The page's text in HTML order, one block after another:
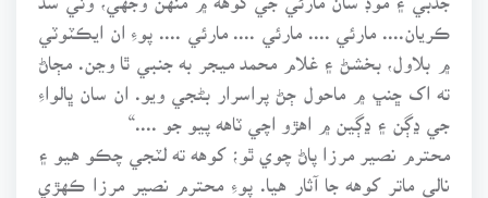
ڪريان.... مارئي .... مارئي .... مارئي .... پوءِ ان ايڪٽوٽي
۾ بلاول، بخشڻ ۽ غلام محمد ميجر به جنبي ٿا وڃن. مڄاڻ
ته اک ڇنڀ ۾ ماحول ڄڻ پراسرار بڻجي ويو. ان سان ڀالواءِ
جي ڍڳن ۽ ڍڳين ۾ اهڙو اچي ٽاهه پيو جو ....“
محترم نصير مرزا پاڻ چوي ٿو؛ کوهه ته لٽجي چڪو هيو ۽
نالي ماتر کوهه جا آثار هيا. پوءِ محترم نصير مرزا ڪهڙي